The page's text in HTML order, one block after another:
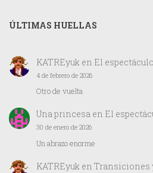
ÚLTIMAS HUELLAS
KATREyuk en El
4 de febrero de 2026
Otro de vuelta
Una princesaen El
30 de enero de 2026
Un abrazo enorme
KATREyuken Transiciones